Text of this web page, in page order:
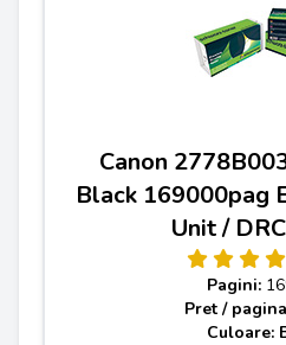
Canon
Black 169000pag
Unit /
Pagini:
Pret /
Culoare: